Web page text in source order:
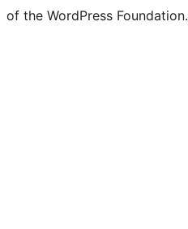
of the WordPress Foundation.